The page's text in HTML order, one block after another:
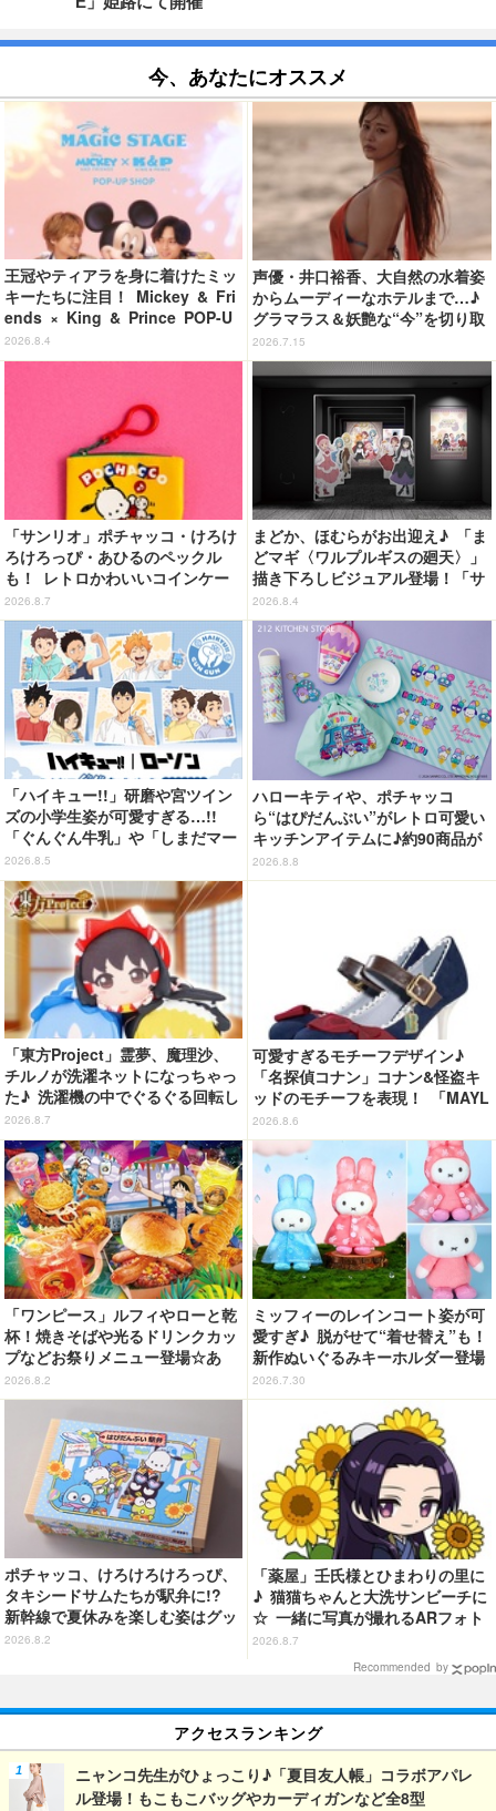
今、あなたにオススメ
王冠やティアラを身に着けたミッ
キーたちに注目！ Mickey & Fri
ends × King & Prince POP-U
P SHOP「MAGIC STAGE」に新
商品登場
2026.8.4
声優・井口裕香、大自然の水着姿
からムーディーなホテルまで…♪
グラマラス＆妖艶な“今”を切り取
り！3冊目写真集が発売中
2026.7.15
「サンリオ」ポチャッコ・けろけ
ろけろっぴ・あひるのペックル
も！ レトロかわいいコインケー
ス第2弾がカプセルトイに登場♪
2026.8.7
まどか、ほむらがお出迎え♪ 「ま
どマギ〈ワルプルギスの廻天〉」
描き下ろしビジュアル登場！「サ
ンシャインシティプリンスホテ
ル」コラボ開催
2026.8.4
「ハイキュー!!」研磨や宮ツイン
ズの小学生姿が可愛すぎる…!!
「ぐんぐん牛乳」や「しまだマー
ト」デザインのグッズも!? ロー
ソン限定グッズが登場！
2026.8.5
ハローキティや、ポチャッコ
ら“はぴだんぶい”がレトロ可愛い
キッチンアイテムに♪約90商品が
登場【212 KITCHEN STORE】
2026.8.8
「東方Project」霊夢、魔理沙、
チルノが洗濯ネットになっちゃっ
た♪ 洗濯機の中でぐるぐる回転し
続ける姿を思わず眺めたくなっち
ゃう!?
2026.8.7
可愛すぎるモチーフデザイン♪
「名探偵コナン」コナン&怪盗キ
ッドのモチーフを表現！ 「MAYL
A」パンプスがセール実施中【3
0％オフセール】
2026.8.6
「ワンピース」ルフィやローと乾
杯！焼きそばや光るドリンクカッ
プなどお祭りメニュー登場☆あ
の“麦わら帽子”もグッズ化!? 【U
SJ「ワンピース・プレミア・サマ
ー」が開幕】
2026.8.2
ミッフィーのレインコート姿が可
愛すぎ♪ 脱がせて“着せ替え”も！
新作ぬいぐるみキーホルダー登場
2026.7.30
ポチャッコ、けろけろけろっぴ、
タキシードサムたちが駅弁に!?
新幹線で夏休みを楽しむ姿はグッ
ズに☆「はぴだんぶい」JR東海と
2026.8.2
「薬屋」壬氏様とひまわりの里に
♪ 猫猫ちゃんと大洗サンビーチに
☆ 一緒に写真が撮れるARフォト
スポット企画「猫猫・壬氏と夏巡
り」開催【茨城県】
2026.8.7
Recommended by
アクセスランキング
ニャンコ先生がひょっこり♪「夏目友人帳」コラボアパレ
ル登場！もこもこバッグやカーディガンなど全8型